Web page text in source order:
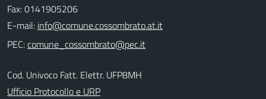
Fax: 0141905206
E-mail:
PEC:
Cod. Univoco Fatt. Elettr. UFP8MH
Ufficio Protocollo e URP